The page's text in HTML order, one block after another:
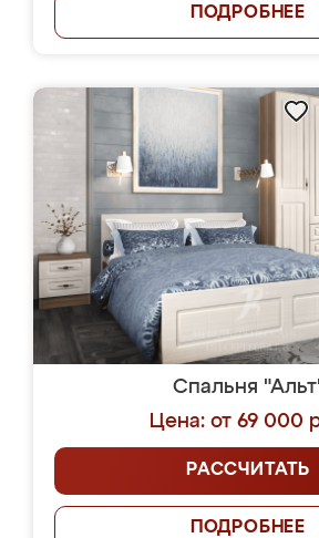
ПОДРОБНЕЕ
Спальня
Цена: от 69 000
РАССЧИТАТЬ
ПОДРОБНЕЕ